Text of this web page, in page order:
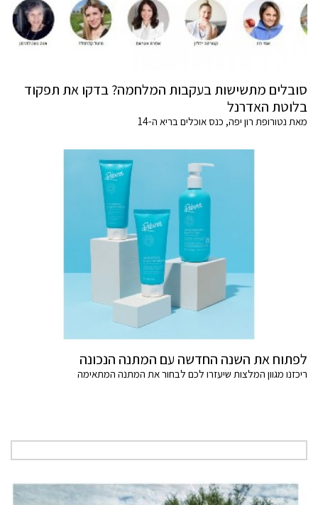
סובלים מתשישות בעקבות המלחמה? בדקו את תפקוד
בלוטת האדרנל
מאת נטורופת רון יפה, כנס אוכלים בריא ה-14
לפתוח את השנה החדשה עם המתנה הנכונה
ריכזנו מגוון המלצות שיעזרו לכם לבחור את המתנה המתאימה